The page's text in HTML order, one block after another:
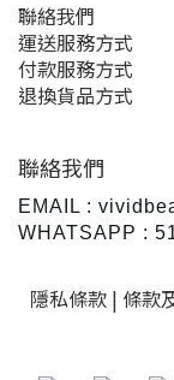
聯絡我們
運送服務方式
付款服務方式
退換貨品方式
聯絡我們
EMAIL :
WHATSAPP :
隱私條款 | 條款